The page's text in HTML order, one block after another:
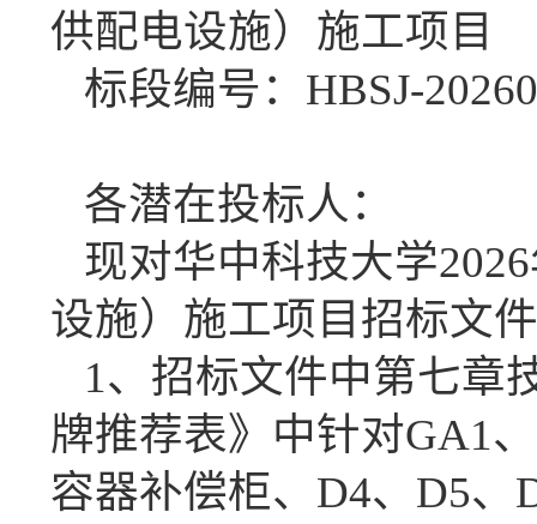
供配电设施）施工项目
标段编号： HBSJ-
各潜在投标人：
现对华中科技大学
设施）施工项目招标文
1、招标文件中第七章
牌推荐表》中针对GA1
容器补偿柜、D4、D5、